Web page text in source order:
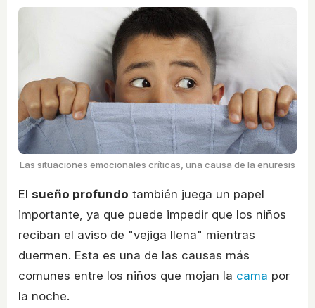
Las situaciones emocionales críticas, una causa de la enuresis
El sueño profundo también juega un papel
importante, ya que puede impedir que los niños
reciban el aviso de "vejiga llena" mientras
duermen. Esta es una de las causas más
comunes entre los niños que mojan la cama por
la noche.